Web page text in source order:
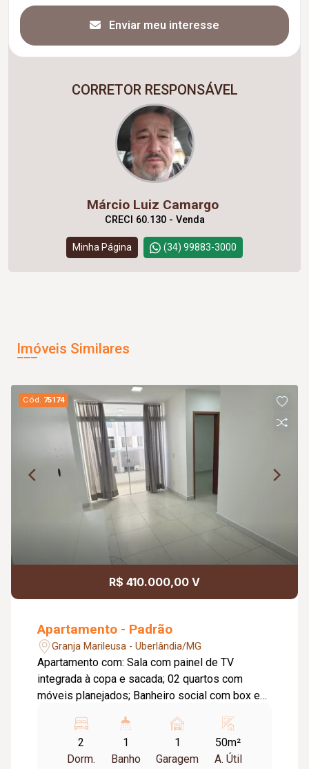
Enviar meu interesse
CORRETOR RESPONSÁVEL
Márcio Luiz Camargo
CRECI 60.130 - Venda
Minha Página (34) 99883-3000
Imóveis Similares
Cód. 75174
R$ 410.000,00 V
Apartamento - Padrão
Granja Marileusa - Uberlândia/MG
Apartamento com: Sala com painel de TV
integrada à copa e sacada; 02 quartos com
móveis planejados; Banheiro social com box em
móveis planejados integrada à lavanderia; 01
vaga de garagem; O condomínio conta com:
Brinquedoteca; Terraço com jardim; Espaço
2
Dorm.
1
Banho
1
Garagem
50m²
A. Útil